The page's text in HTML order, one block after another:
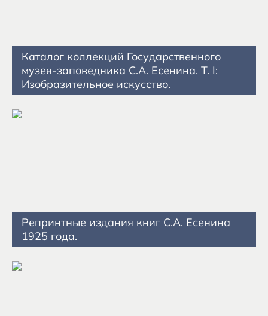
Каталог коллекций Государственного
музея-заповедника С.А. Есенина. Т. I:
Изобразительное искусство.
Репринтные издания книг С.А. Есенина
1925 года.